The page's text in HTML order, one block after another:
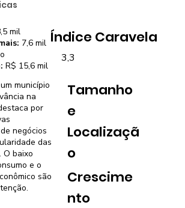
município
na
por
negócios
das
O baixo
e o
são
Índice Caravela
3,3
Tamanho
e
Localizaçã
o
Crescime
nto
mil
7,6 mil
R$ 15,6 mil